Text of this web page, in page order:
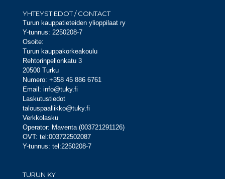
YHTEYSTIEDOT / CONTACT
Turun kauppatieteiden ylioppilaat ry
Y-tunnus: 2250208-7
Osoite:
Turun kauppakorkeakoulu
Rehtorinpellonkatu 3
20500 Turku
Numero: +358 45 886 6761
Email: info@tuky.fi
Laskutustiedot
talouspaallikko@tuky.fi
Verkkolasku
Operator: Maventa (003721291126)
OVT: tel:003722502087
Y-tunnus: tel:2250208-7
TURUN KY